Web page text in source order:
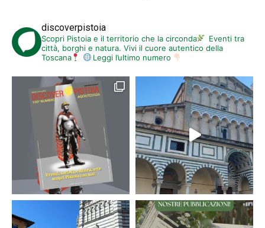
discoverpistoia
Scopri Pistoia e il territorio che la circonda
Eventi tra
città, borghi e natura. Vivi il cuore autentico della
Toscana
Leggi l’ultimo numero